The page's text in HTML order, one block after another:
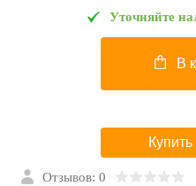
Уточняйте
В
Отзывов: 0